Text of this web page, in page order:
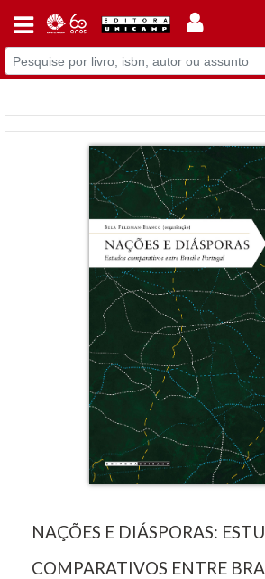
NAÇÕES E DIÁSPORAS:
COMPARATIVOS ENTRE